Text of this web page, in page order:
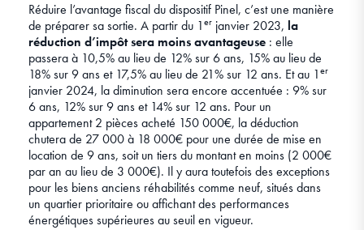
Réduire l’avantage fiscal du dispositif Pinel, c’est une manière
de préparer sa sortie. A partir du 1er janvier 2023, la
réduction d’impôt sera moins avantageuse : elle
passera à 10,5% au lieu de 12% sur 6 ans, 15% au lieu de
18% sur 9 ans et 17,5% au lieu de 21% sur 12 ans. Et au 1er
janvier 2024, la diminution sera encore accentuée : 9% sur
6 ans, 12% sur 9 ans et 14% sur 12 ans. Pour un
appartement 2 pièces acheté 150 000€, la déduction
chutera de 27 000 à 18 000€ pour une durée de mise en
location de 9 ans, soit un tiers du montant en moins (2 000€
par an au lieu de 3 000€). Il y aura toutefois des exceptions
pour les biens anciens réhabilités comme neuf, situés dans
un quartier prioritaire ou affichant des performances
énergétiques supérieures au seuil en vigueur.